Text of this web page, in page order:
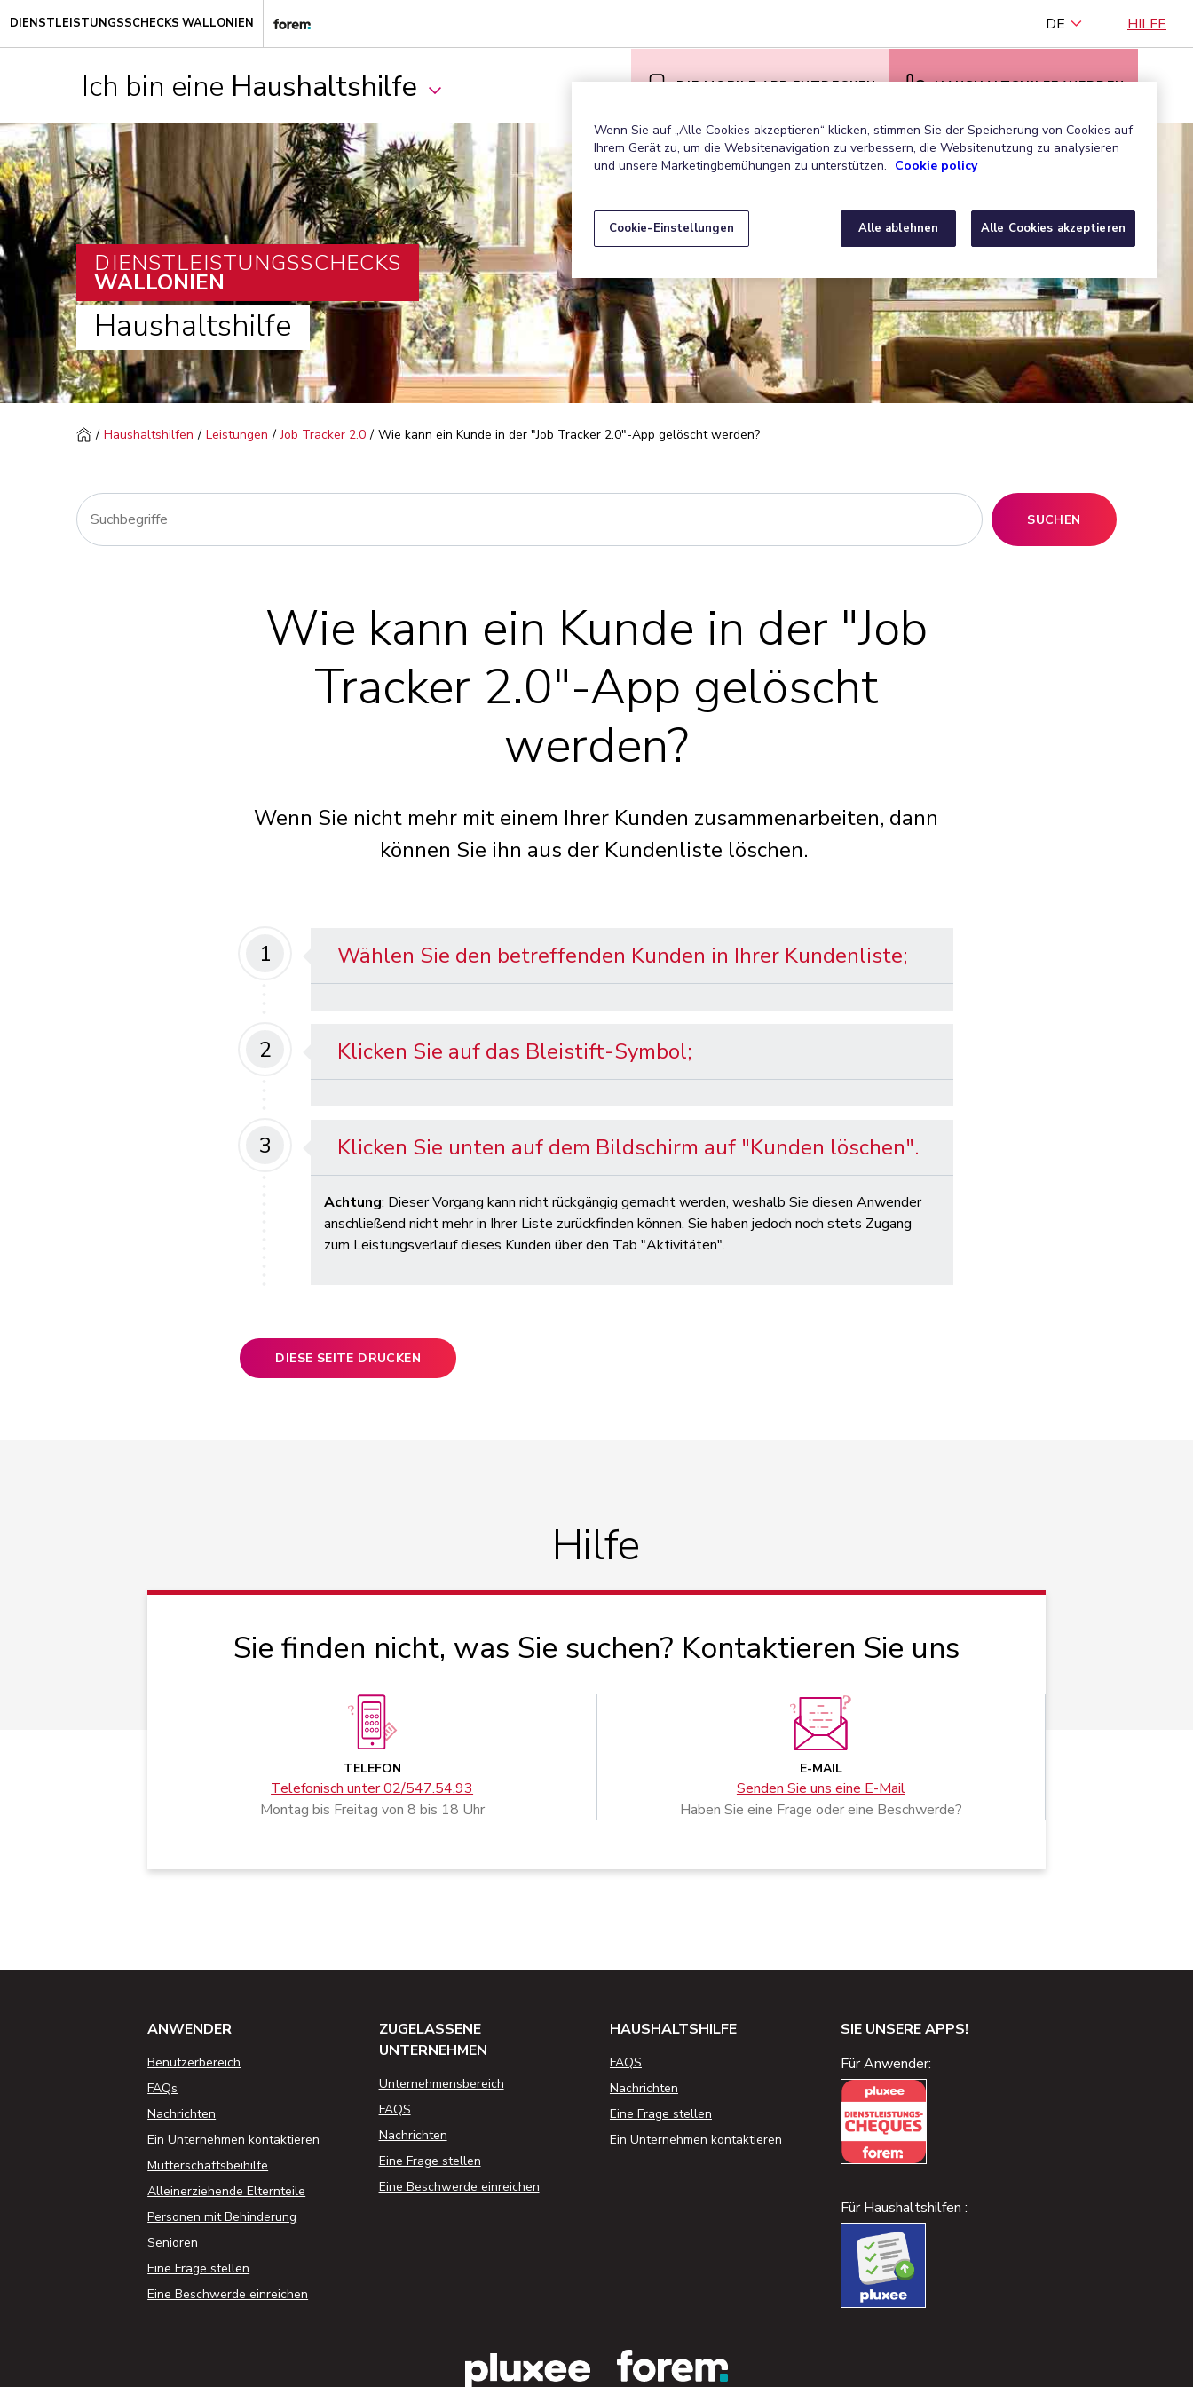
DIENSTLEISTUNGSSCHECKS WALLONIEN DE HILFE
Ich bin eine Haushaltshilfe DIE MOBILE APP ENTDECKEN HAUSHALTSHILFE WERDEN
DIENSTLEISTUNGSSCHECKS
WALLONIEN
Haushaltshilfe
Haushaltshilfen Leistungen Job Tracker 2.0 Wie kann ein Kunde in der "Job Tracker 2.0"-App gelöscht werden?
SUCHEN
Wie kann ein Kunde in der "Job
Tracker 2.0"-App gelöscht
werden?
Wenn Sie nicht mehr mit einem Ihrer Kunden zusammenarbeiten, dann
können Sie ihn aus der Kundenliste löschen.
1 Wählen Sie den betreffenden Kunden in Ihrer Kundenliste;
2 Klicken Sie auf das Bleistift-Symbol;
3 Klicken Sie unten auf dem Bildschirm auf "Kunden löschen".
Achtung: Dieser Vorgang kann nicht rückgängig gemacht werden, weshalb Sie diesen Anwender
anschließend nicht mehr in Ihrer Liste zurückfinden können. Sie haben jedoch noch stets Zugang
zum Leistungsverlauf dieses Kunden über den Tab "Aktivitäten".
DIESE SEITE DRUCKEN
Hilfe
Sie finden nicht, was Sie suchen? Kontaktieren Sie uns
TELEFON
Telefonisch unter 02/547.54.93
Montag bis Freitag von 8 bis 18 Uhr
E-MAIL
Senden Sie uns eine E-Mail
Haben Sie eine Frage oder eine Beschwerde?
ANWENDER
Benutzerbereich
FAQs
Nachrichten
Ein Unternehmen kontaktieren
Mutterschaftsbeihilfe
Alleinerziehende Elternteile
Personen mit Behinderung
Senioren
Eine Frage stellen
Eine Beschwerde einreichen
ZUGELASSENE
UNTERNEHMEN
Unternehmensbereich
FAQS
Nachrichten
Eine Frage stellen
Eine Beschwerde einreichen
HAUSHALTSHILFE
FAQS
Nachrichten
Eine Frage stellen
Ein Unternehmen kontaktieren
SIE UNSERE APPS!
Für Anwender:
Für Haushaltshilfen :
Wenn Sie auf „Alle Cookies akzeptieren“ klicken, stimmen Sie der Speicherung von Cookies auf
Ihrem Gerät zu, um die Websitenavigation zu verbessern, die Websitenutzung zu analysieren
und unsere Marketingbemühungen zu unterstützen. Cookie policy
Alle ablehnen Alle Cookies akzeptieren
Cookie-Einstellungen